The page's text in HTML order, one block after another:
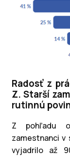
Radosť z
Z. Starší
rutinnú
Z pohľadu
zamestnanci v
vyjadrilo až